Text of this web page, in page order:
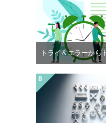
トライ＆エラーから